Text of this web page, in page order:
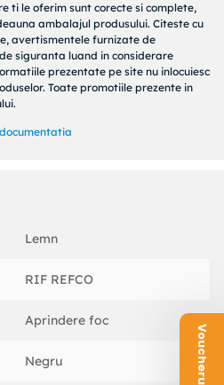
sunt arse complet si
un strat de cenusa inainte de a
copiilor.
inflamabil. Cauzeaza iritatii
sau ameteala.Toxic cu
A nu se lasa la
sau alte surse de aprindere.
manipulare. A se elimina
internationale.
ti le oferim sunt corecte si complete,
ambalajul produsului. Citeste cu
avertismentele furnizate de
siguranta luand in considerare
prezentate pe site nu inlocuiesc
Toate promotiile prezente in
Lemn
RIF REFCO
Aprindere foc
Negru